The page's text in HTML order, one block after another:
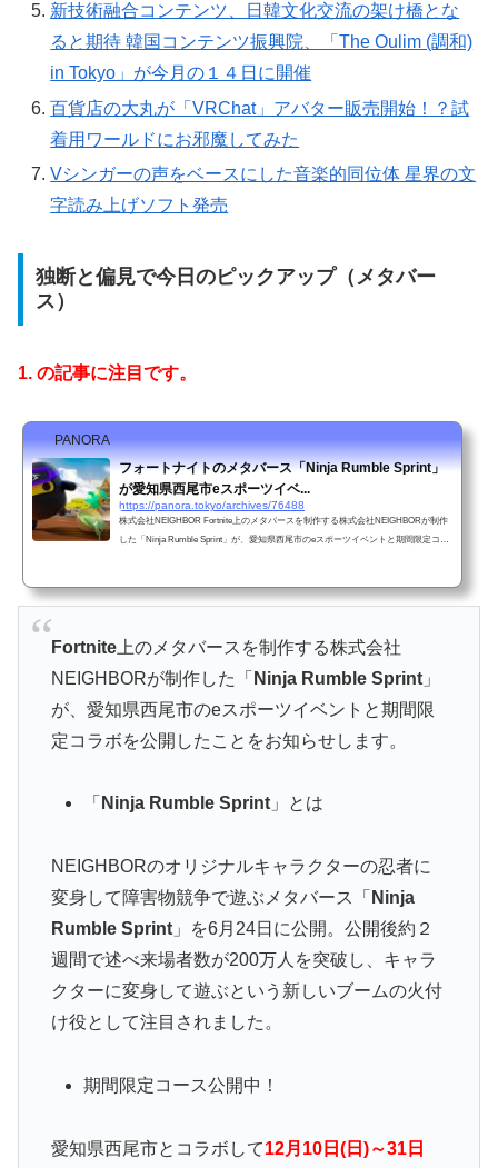
新技術融合コンテンツ、日韓文化交流の架け橋とな
ると期待 韓国コンテンツ振興院、「The Oulim (調和)
in Tokyo」が今月の１４日に開催
百貨店の大丸が「VRChat」アバター販売開始！？試
着用ワールドにお邪魔してみた
Vシンガーの声をベースにした音楽的同位体 星界の文
字読み上げソフト発売
独断と偏見で今日のピックアップ（メタバー
ス）
1. の記事に注目です。
PANORA
フォートナイトのメタバース「Ninja Rumble Sprint」
が愛知県西尾市eスポーツイベ...
https://panora.tokyo/archives/76488
株式会社NEIGHBOR Fortnite上のメタバースを制作する株式会社NEIGHBORが制作
した「Ninja Rumble Sprint」が、愛知県西尾市のeスポーツイベントと期間限定コラ
Fortnite上のメタバースを制作する株式会社
NEIGHBORが制作した「 Ninja Rumble Sprint」
が、愛知県西尾市のeスポーツイベントと期間限
定コラボを公開したことをお知らせします。
「 Ninja Rumble Sprint」とは
NEIGHBORのオリジナルキャラクターの忍者に
変身して障害物競争で遊ぶメタバース「 Ninja
Rumble Sprint」を6月24日に公開。公開後約２
週間で述べ来場者数が200万人を突破し、キャラ
クターに変身して遊ぶという新しいブームの火付
け役として注目されました。
期間限定コース公開中！
愛知県西尾市とコラボして12月10日(日)～31日